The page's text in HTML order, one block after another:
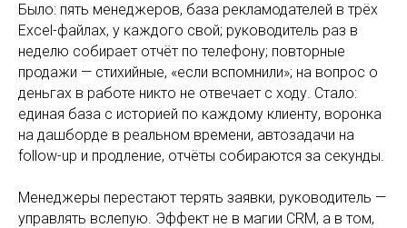
Было: пять менеджеров, база рекламодателей в трёх
Excel-файлах, у каждого свой; руководитель раз в
неделю собирает отчёт по телефону; повторные
продажи — стихийные, «если вспомнили»; на вопрос о
деньгах в работе никто не отвечает с ходу. Стало:
единая база с историей по каждому клиенту, воронка
на дашборде в реальном времени, автозадачи на
follow-up и продление, отчёты собираются за секунды.
Менеджеры перестают терять заявки, руководитель —
управлять вслепую. Эффект не в магии CRM, а в том,